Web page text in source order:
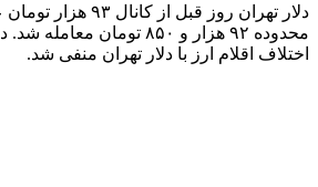
دلار تهران روز قبل از
محدوده ۹۲ هزار و ۸۵۰ تومان
اختلاف اقلام ارز با دلار تهران منفی شد.